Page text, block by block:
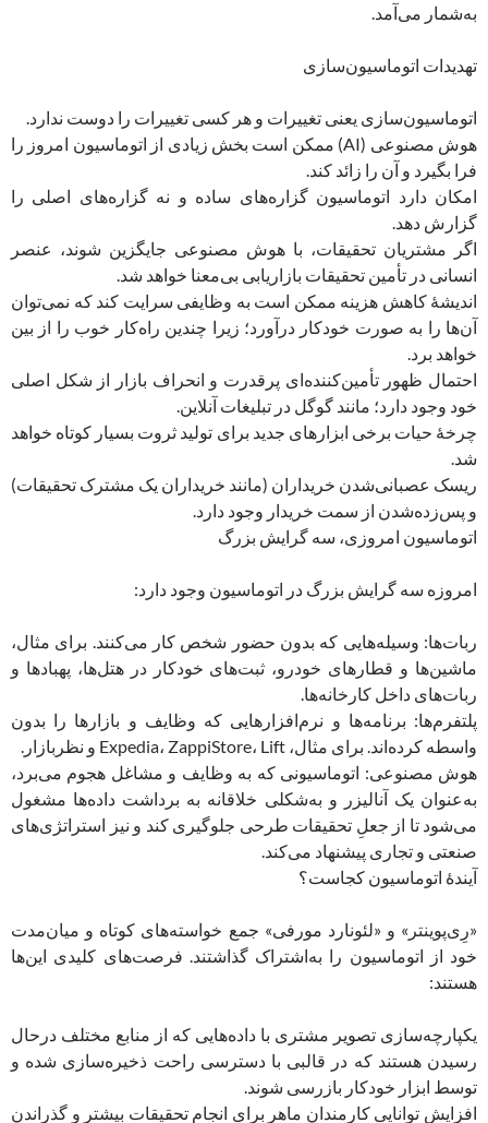
به‌شمار می‌آمد.
تهدیدات اتوماسیون‌سازی
اتوماسیون‌سازی یعنی تغییرات و هر کسی تغییرات را دوست ندارد.
هوش مصنوعی (AI) ممکن است بخش زیادی از اتوماسیون امروز را
فرا بگیرد و آن را زائد کند.
امکان دارد اتوماسیون گزاره‌های ساده و نه گزاره‌های اصلی را
گزارش دهد.
اگر مشتریان تحقیقات، با هوش مصنوعی جایگزین شوند، عنصر
انسانی در تأمین تحقیقات بازاریابی بی‌معنا خواهد شد.
اندیشۀ کاهش هزینه ممکن است به وظایفی سرایت کند که نمی‌توان
آن‌ها را به صورت خودکار درآورد؛ زیرا چندین راه‌کار خوب را از بین
خواهد برد.
احتمال ظهور تأمین‌کننده‌ای پرقدرت و انحراف بازار از شکل اصلی
خود وجود دارد؛ مانند گوگل در تبلیغات آنلاین.
چرخۀ حیات برخی ابزارهای جدید برای تولید ثروت بسیار کوتاه خواهد
شد.
ریسک عصبانی‌شدن خریداران (مانند خریداران یک مشترک تحقیقات)
و پس‌زده‌شدن از سمت خریدار وجود دارد.
اتوماسیون امروزی، سه گرایش بزرگ
امروزه سه گرایش بزرگ در اتوماسیون وجود دارد:
ربات‌ها: وسیله‌هایی که بدون حضور شخص کار می‌کنند. برای مثال،
ماشین‌ها و قطارهای خودرو، ثبت‌های خودکار در هتل‌ها، پهبادها و
ربات‌های داخل کارخانه‌ها.
پلتفرم‌ها: برنامه‌ها و نرم‌افزارهایی که وظایف و بازارها را بدون
واسطه کرده‌اند. برای مثال، Expedia، ZappiStore، Lift و نظربازار.
هوش مصنوعی: اتوماسیونی که به وظایف و مشاغل هجوم می‌برد،
به‌عنوان یک آنالیزر و به‌شکلی خلاقانه به برداشت داده‌ها مشغول
می‌شود تا از جعلِ تحقیقات طرحی جلوگیری کند و نیز استراتژی‌های
صنعتی و تجاری پیشنهاد می‌کند.
آیندۀ اتوماسیون کجاست؟
«رِی‌پوینتر» و «لئونارد مورفی» جمع خواسته‌های کوتاه و میان‌مدت
خود از اتوماسیون را به‌اشتراک گذاشتند. فرصت‌های کلیدی این‌ها
هستند:
یکپارچه‌سازی تصویر مشتری با داده‌هایی که از منابع مختلف درحال
رسیدن هستند که در قالبی با دسترسی راحت ذخیره‌سازی شده و
توسط ابزار خودکار بازرسی شوند.
افزایش توانایی کارمندان ماهر برای انجام تحقیقات بیشتر و گذراندن